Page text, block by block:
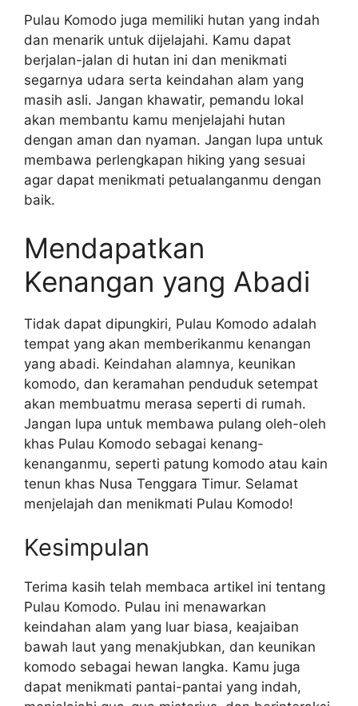
Pulau Komodo juga memiliki hutan yang indah
dan menarik untuk dijelajahi. Kamu dapat
berjalan-jalan di hutan ini dan menikmati
segarnya udara serta keindahan alam yang
masih asli. Jangan khawatir, pemandu lokal
akan membantu kamu menjelajahi hutan
dengan aman dan nyaman. Jangan lupa untuk
membawa perlengkapan hiking yang sesuai
agar dapat menikmati petualanganmu dengan
baik.
Mendapatkan
Kenangan yang Abadi
Tidak dapat dipungkiri, Pulau Komodo adalah
tempat yang akan memberikanmu kenangan
yang abadi. Keindahan alamnya, keunikan
komodo, dan keramahan penduduk setempat
akan membuatmu merasa seperti di rumah.
Jangan lupa untuk membawa pulang oleh-oleh
khas Pulau Komodo sebagai kenang-
kenanganmu, seperti patung komodo atau kain
tenun khas Nusa Tenggara Timur. Selamat
menjelajah dan menikmati Pulau Komodo!
Kesimpulan
Terima kasih telah membaca artikel ini tentang
Pulau Komodo. Pulau ini menawarkan
keindahan alam yang luar biasa, keajaiban
bawah laut yang menakjubkan, dan keunikan
komodo sebagai hewan langka. Kamu juga
dapat menikmati pantai-pantai yang indah,